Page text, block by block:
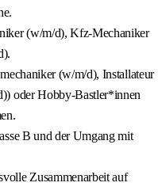
(w/m/d), Kfz-Mechaniker
(w/m/d), Installateur
oder Hobby-Bastler*innen
B und der Umgang mit
Zusammenarbeit auf